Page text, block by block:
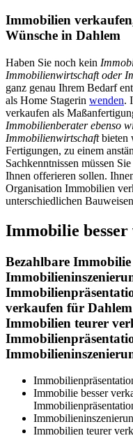
Immobilien
Wünsche in Dahlem
Haben Sie noch kein
Immobilienwirtschaft oder
ganz genau Ihrem Bedarf
als Home Stagerin wenden.
verkaufen als
Immobilienberater ebenso
Immobilienwirtschaftbieten
Fertigungen, zu einem
Sachkenntnissen müssen
Ihnen offerieren sollen.
Organisation Immobilien
unterschiedlichen
Immobilie
Bezahlbare Immobilie
verkaufen für
Immobilien teurer
Immobilie besser
Immobilien teurer